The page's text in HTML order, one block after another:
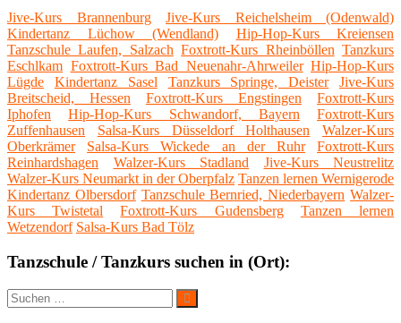
Jive-Kurs Brannenburg
Jive-Kurs Reichelsheim (Odenwald)
Kindertanz Lüchow (Wendland)
Hip-Hop-Kurs Kreiensen
Tanzschule Laufen, Salzach Foxtrott-Kurs Rheinböllen Tanzkurs
Eschlkam Foxtrott-Kurs Bad Neuenahr-Ahrweiler Hip-Hop-Kurs
Lügde
Kindertanz Sasel Tanzkurs Springe, Deister
Jive-Kurs
Breitscheid, Hessen
Foxtrott-Kurs Engstingen
Foxtrott-Kurs
Iphofen
Hip-Hop-Kurs Schwandorf, Bayern
Foxtrott-Kurs
Zuffenhausen
Salsa-Kurs Düsseldorf Holthausen
Walzer-Kurs
Oberkrämer
Salsa-Kurs Wickede an der Ruhr
Foxtrott-Kurs
Reinhardshagen
Walzer-Kurs Stadland
Jive-Kurs Neustrelitz
Walzer-Kurs Neumarkt in der Oberpfalz Tanzen lernen Wernigerode
Kindertanz Olbersdorf Tanzschule Bernried, Niederbayern Walzer-
Kurs Twistetal
Foxtrott-Kurs Gudensberg
Tanzen lernen
Wetzendorf Salsa-Kurs Bad Tölz
Tanzschule / Tanzkurs suchen in (Ort):
Suche
nach:
Suchen